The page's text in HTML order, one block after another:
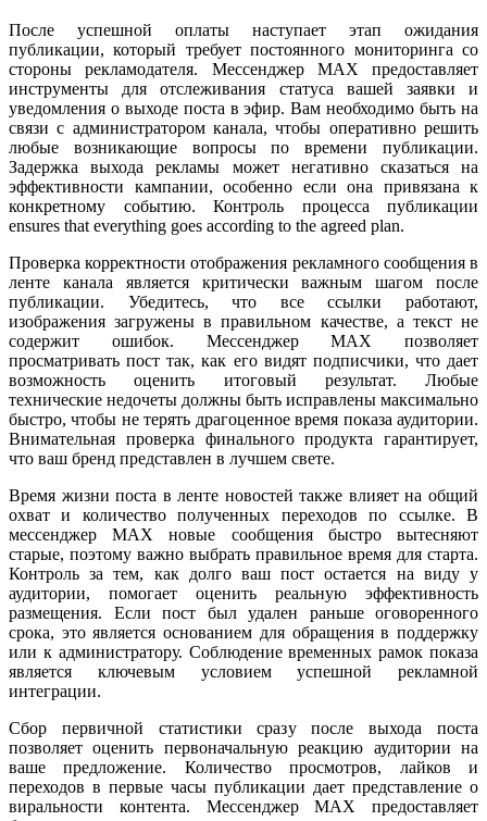
После успешной оплаты наступает этап ожидания
публикации, который требует постоянного мониторинга со
стороны рекламодателя. Мессенджер MAX предоставляет
инструменты для отслеживания статуса вашей заявки и
уведомления о выходе поста в эфир. Вам необходимо быть на
связи с администратором канала, чтобы оперативно решить
любые возникающие вопросы по времени публикации.
Задержка выхода рекламы может негативно сказаться на
эффективности кампании, особенно если она привязана к
конкретному событию. Контроль процесса публикации
ensures that everything goes according to the agreed plan.
Проверка корректности отображения рекламного сообщения в
ленте канала является критически важным шагом после
публикации. Убедитесь, что все ссылки работают,
изображения загружены в правильном качестве, а текст не
содержит ошибок. Мессенджер MAX позволяет
просматривать пост так, как его видят подписчики, что дает
возможность оценить итоговый результат. Любые
технические недочеты должны быть исправлены максимально
быстро, чтобы не терять драгоценное время показа аудитории.
Внимательная проверка финального продукта гарантирует,
что ваш бренд представлен в лучшем свете.
Время жизни поста в ленте новостей также влияет на общий
охват и количество полученных переходов по ссылке. В
мессенджер MAX новые сообщения быстро вытесняют
старые, поэтому важно выбрать правильное время для старта.
Контроль за тем, как долго ваш пост остается на виду у
аудитории, помогает оценить реальную эффективность
размещения. Если пост был удален раньше оговоренного
срока, это является основанием для обращения в поддержку
или к администратору. Соблюдение временных рамок показа
является ключевым условием успешной рекламной
интеграции.
Сбор первичной статистики сразу после выхода поста
позволяет оценить первоначальную реакцию аудитории на
ваше предложение. Количество просмотров, лайков и
переходов в первые часы публикации дает представление о
виральности контента. Мессенджер MAX предоставляет